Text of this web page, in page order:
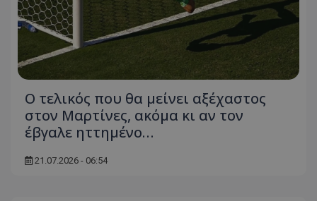
Ο τελικός που θα μείνει αξέχαστος
στον Μαρτίνες, ακόμα κι αν τον
έβγαλε ηττημένο…
21.07.2026 - 06:54